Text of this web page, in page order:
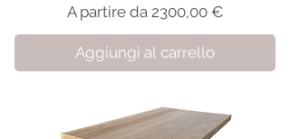
A partire da 2300,00 €
Prezzo scontato
Aggiungi al carrello